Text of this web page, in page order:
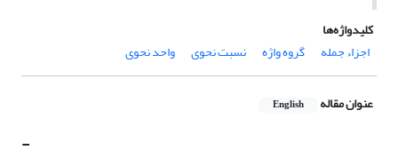
کلیدواژه‌ها
اجزاء جمله
گروه واژه نسبت نحوی واحد نحوی
عنوان مقاله English